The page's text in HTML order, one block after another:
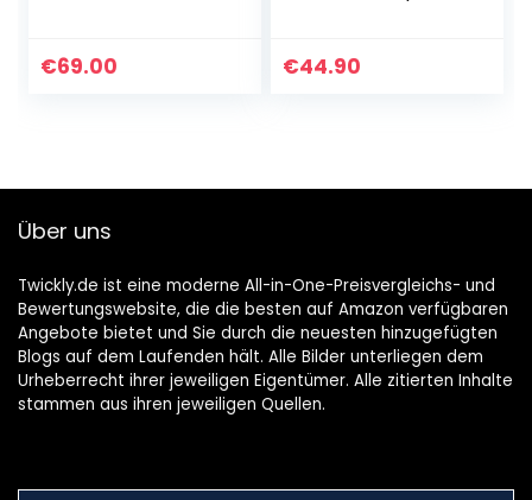
Player (Bluetooth-
€69.00
FM Radio | AUX-In |
€44.90
Über uns
Twickly.de ist eine moderne All-in-One-Preisvergleichs- und
Bewertungswebsite, die die besten auf Amazon verfügbaren
Angebote bietet und Sie durch die neuesten hinzugefügten
Blogs auf dem Laufenden hält. Alle Bilder unterliegen dem
Urheberrecht ihrer jeweiligen Eigentümer. Alle zitierten Inhalte
stammen aus ihren jeweiligen Quellen.